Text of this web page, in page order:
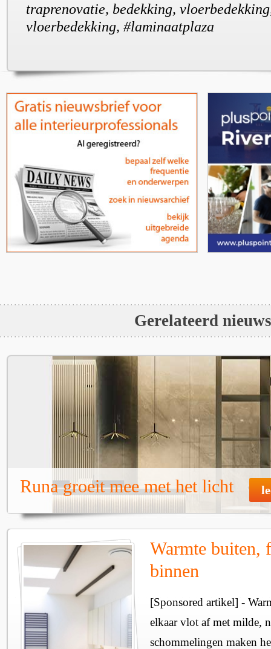
traprenovatie, bedekking,
vloerbedekking, #laminaatplaza
Gerelateerd nieuws
Runa groeit mee met het licht
Warmte buiten,
binnen
[Sponsored artikel] -
elkaar vlot af met milde,
schommelingen maken